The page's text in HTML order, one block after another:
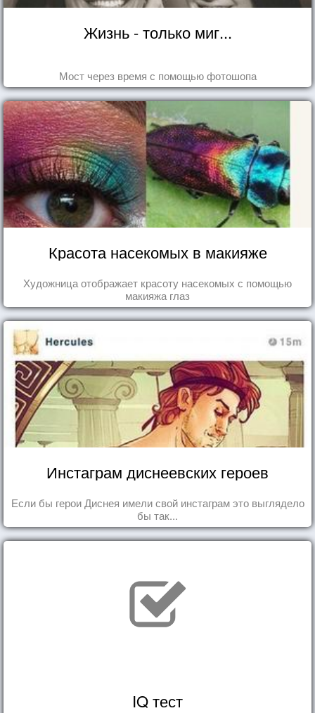
Жизнь - только миг...
Мост через время с помощью фотошопа
Красота насекомых в макияже
Художница отображает красоту насекомых с помощью
макияжа глаз
Инстаграм диснеевских героев
Если бы герои Диснея имели свой инстаграм это выглядело
бы так...
IQ тест